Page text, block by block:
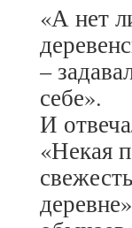
«А нет
–
себе».
И
«Некая